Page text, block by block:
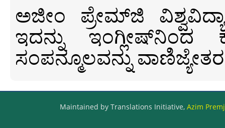
ಅಜೀಂ ಪ್ರೇಮ್‍ಜಿ
ಇದನ್ನು ಇಂಗ್ಲೀಷ್‍ನಿಂದ
ಸಂಪನ್ಮೂಲವನ್ನು
Maintained by Translations Initiative, Azim